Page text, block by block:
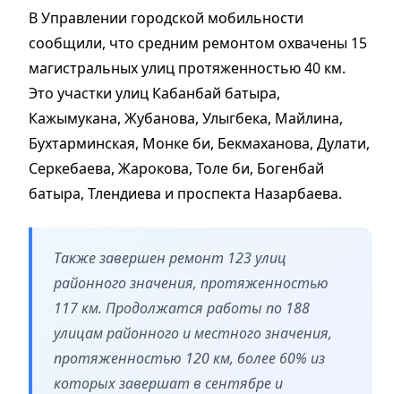
В Управлении городской мобильности
сообщили, что средним ремонтом охвачены 15
магистральных улиц протяженностью 40 км.
Это участки улиц Кабанбай батыра,
Кажымукана, Жубанова, Улыгбека, Майлина,
Бухтарминская, Монке би, Бекмаханова, Дулати,
Серкебаева, Жарокова, Толе би, Богенбай
батыра, Тлендиева и проспекта Назарбаева.
Также завершен ремонт 123 улиц
районного значения, протяженностью
117 км. Продолжатся работы по 188
улицам районного и местного значения,
протяженностью 120 км, более 60% из
которых завершат в сентябре и